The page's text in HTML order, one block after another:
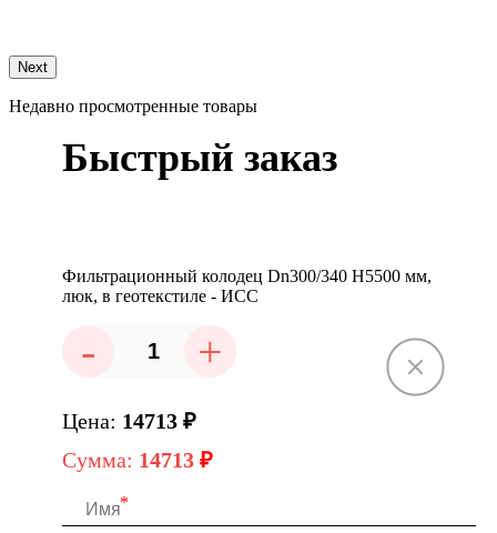
Next
Недавно просмотренные товары
Быстрый заказ
Фильтрационный колодец Dn300/340 H5500 мм,
люк, в геотекстиле - ИСС
- +
Цена: 14713 ₽
Сумма: 14713 ₽